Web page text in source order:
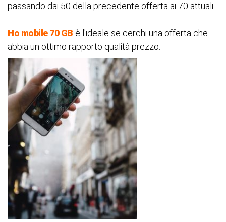
passando dai 50 della precedente offerta ai 70 attuali.
Ho mobile 70 GB è l'ideale se cerchi una offerta che
abbia un ottimo rapporto qualità prezzo.